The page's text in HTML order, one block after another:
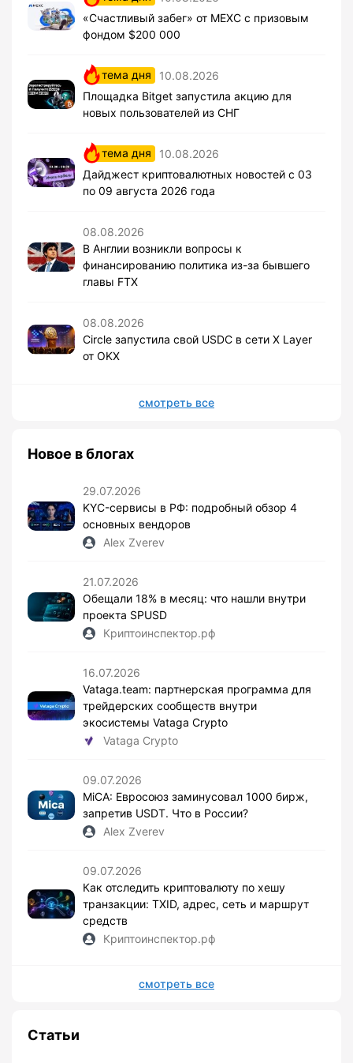
«Счастливый забег» от MEXC с призовым
фондом $200 000
тема дня
10.08.2026
Площадка Bitget запустила акцию для
новых пользователей из СНГ
тема дня
10.08.2026
Дайджест криптовалютных новостей с 03
по 09 августа 2026 года
08.08.2026
В Англии возникли вопросы к
финансированию политика из-за бывшего
главы FTX
08.08.2026
Circle запустила свой USDC в сети X Layer
от OKX
смотреть все
Новое в блогах
29.07.2026
KYC-сервисы в РФ: подробный обзор 4
основных вендоров
Alex Zverev
21.07.2026
Обещали 18% в месяц: что нашли внутри
проекта SPUSD
Криптоинспектор.рф
16.07.2026
Vataga.team: партнерская программа для
трейдерских сообществ внутри
экосистемы Vataga Crypto
Vataga Crypto
09.07.2026
MiCA: Евросоюз заминусовал 1000 бирж,
запретив USDT. Что в России?
Alex Zverev
09.07.2026
Как отследить криптовалюту по хешу
транзакции: TXID, адрес, сеть и маршрут
средств
Криптоинспектор.рф
смотреть все
Статьи